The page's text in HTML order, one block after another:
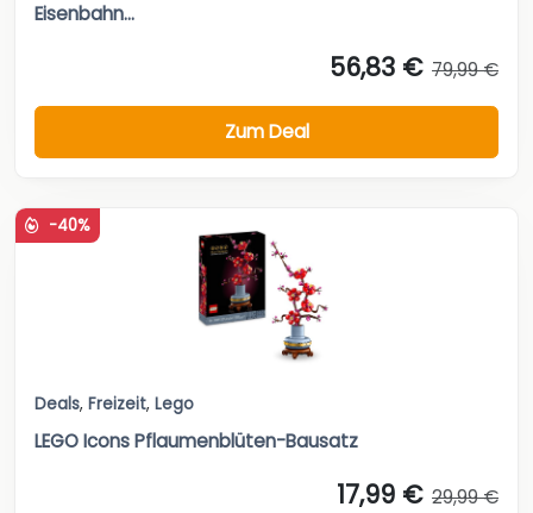
Eisenbahn...
56,83 € 79,99 €
Zum Deal
-40%
Deals, Freizeit, Lego
LEGO Icons Pflaumenblüten-Bausatz
17,99 € 29,99 €